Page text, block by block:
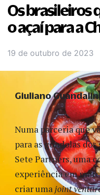
Os brasileiros
o açaí para a
19 de outubro de 2023
Numa parceria que
para as gôndolas
Sete Partners, uma
experiência em
criar umajoint
Giuliano